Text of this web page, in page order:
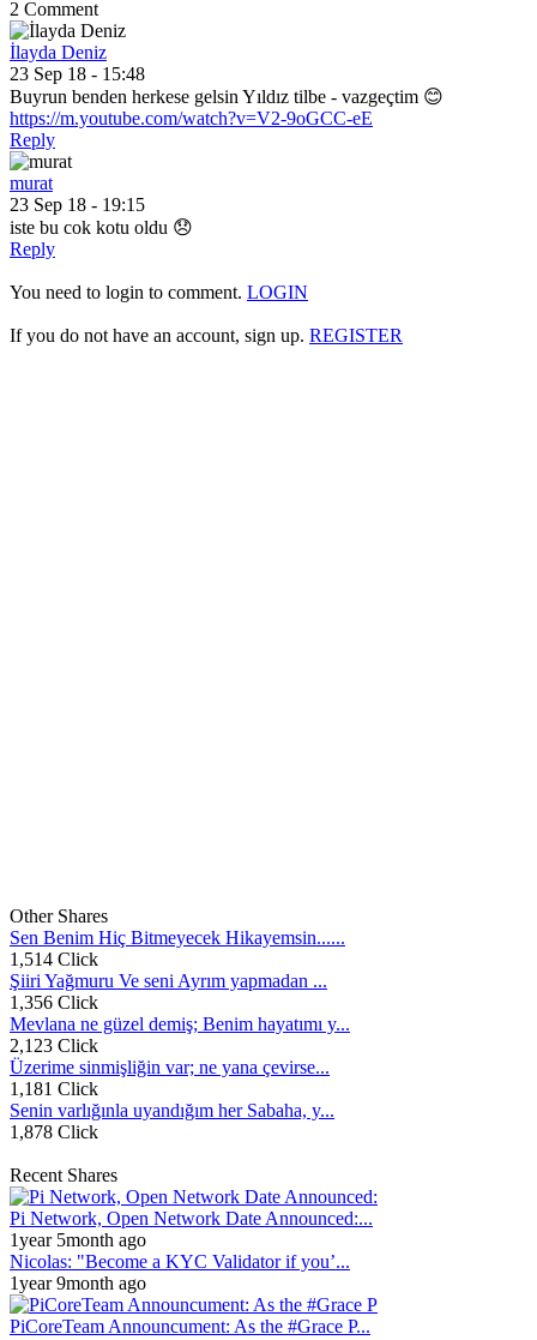
2 Comment
İlayda Deniz
23 Sep 18 - 15:48
Buyrun benden herkese gelsin Yıldız tilbe - vazgeçtim 😊
https://m.youtube.com/watch?v=V2-9oGCC-eE
Reply
murat
23 Sep 18 - 19:15
iste bu cok kotu oldu 😞
Reply
You need to login to comment. LOGIN
If you do not have an account, sign up. REGISTER
Other Shares
Sen Benim Hiç Bitmeyecek Hikayemsin......
1,514 Click
Şiiri Yağmuru Ve seni Ayrım yapmadan ...
1,356 Click
Mevlana ne güzel demiş; Benim hayatımı y...
2,123 Click
Üzerime sinmişliğin var; ne yana çevirse...
1,181 Click
Senin varlığınla uyandığım her Sabaha, y...
1,878 Click
Recent Shares
Pi Network, Open Network Date Announced:...
1year 5month ago
Nicolas: "Become a KYC Validator if you’...
1year 9month ago
PiCoreTeam Announcument: As the #Grace P...